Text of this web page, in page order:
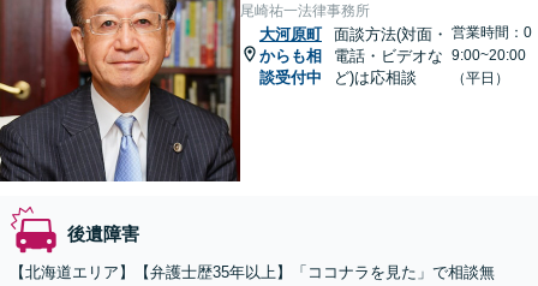
尾崎祐一法律事務所
大河原町
からも相
談受付中
面談方法(対面・
電話・ビデオな
ど)は応相談
営業時間：0
9:00~20:00
（平日）
後遺障害
【北海道エリア】【弁護士歴35年以上】「ココナラを見た」で相談無